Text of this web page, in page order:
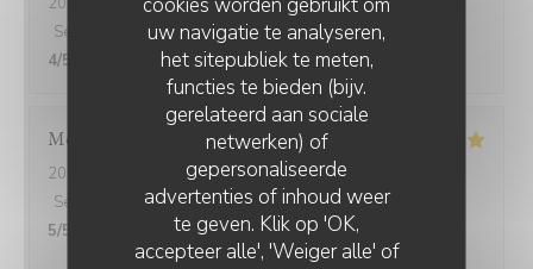
uw navigatie te analyseren,
het sitepubliek te meten,
functies te bieden (bijv.
gerelateerd aan sociale
netwerken) of
gepersonaliseerde
advertenties of inhoud weer
te geven. Klik op 'OK,
accepteer alle', 'Weiger alle' of
Service
Atmosfeer:4/5 Keuken:4/5 Kwaliteit / Prijs
4/5
Morgane
2026-08-05
- 19:15 - Gasten 3
Service
Atmosfeer: 5/5 Keuken:5/5 Kwaliteit / Prijs
5/5